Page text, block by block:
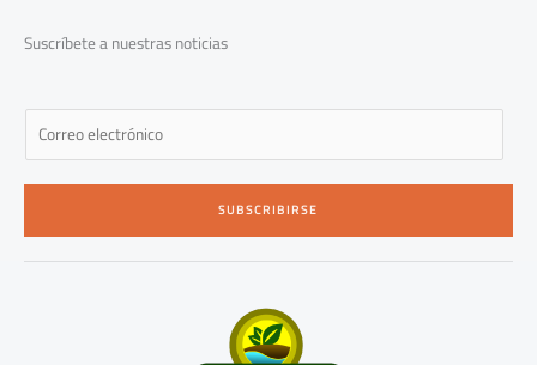
-
f
m
Suscríbete a nuestras noticias
E
a
i
*
SUBSCRIBIRSE